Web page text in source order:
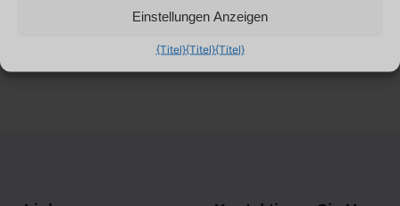
Einstellungen Anzeigen
{Titel}{Titel}{Titel}